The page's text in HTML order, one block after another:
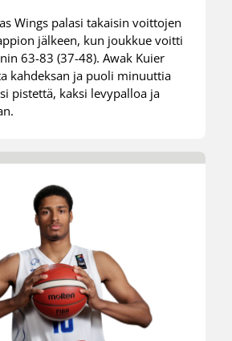
Wings palasi takaisin voittojen
jälkeen, kun joukkue voitti
63-83 (37-48). Awak Kuier
kahdeksan ja puoli minuuttia
pistettä, kaksi levypalloa ja